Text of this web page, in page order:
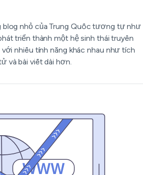
blog nhỏ của Trung Quốc tương tự như
triển thành một hệ sinh thái truyền
nhiều tính năng khác nhau như tích
và bài viết dài hơn.